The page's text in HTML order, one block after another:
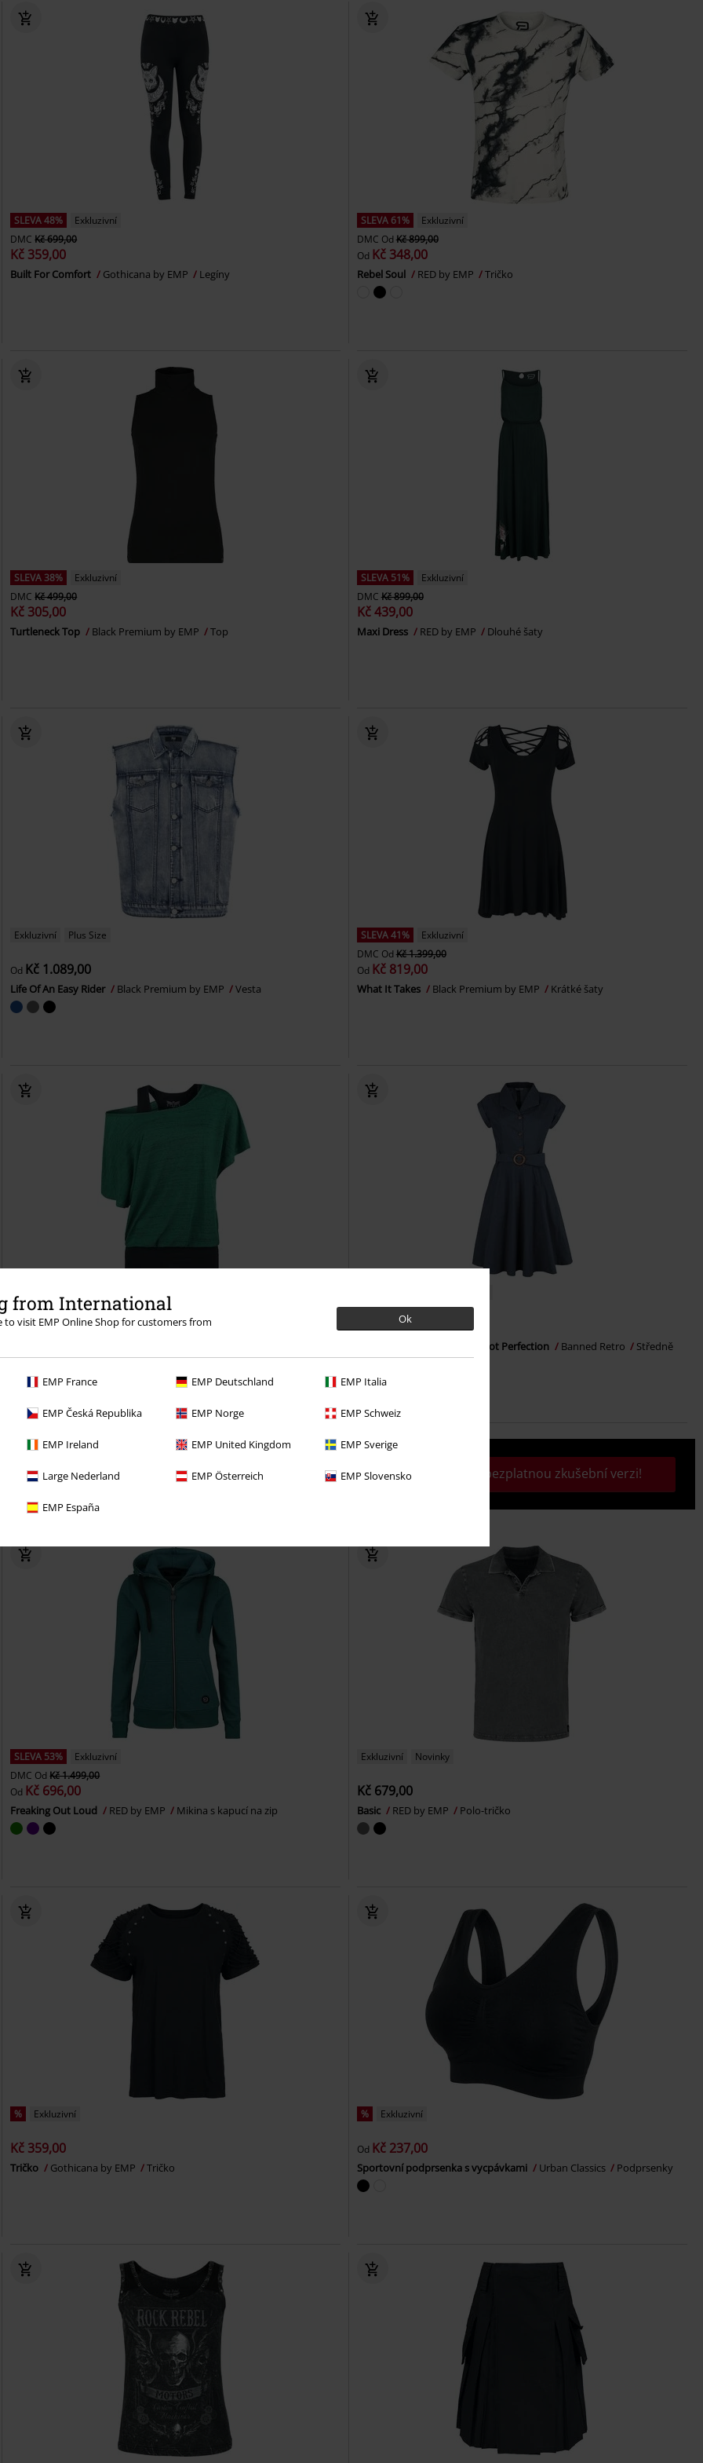
from International
to visit EMP Online Shop for customers from
Ok
EMP France EMP Deutschland EMP Italia
EMP Česká Republika EMP Norge EMP Schweiz
EMP Ireland EMP United Kingdom EMP Sverige
Large Nederland EMP Österreich EMP Slovensko
EMP España
SLEVA 48%
Exkluzivní
DMC Kč 699,00
Kč 359,00
Built For Comfort Gothicana by EMP Legíny
SLEVA 61%
Exkluzivní
DMC Od Kč 899,00
Od Kč 348,00
Rebel Soul RED by EMP Tričko
SLEVA 38%
Exkluzivní
DMC Kč 499,00
Kč 305,00
Turtleneck Top Black Premium by EMP Top
SLEVA 51%
Exkluzivní
DMC Kč 899,00
Kč 439,00
Maxi Dress RED by EMP Dlouhé šaty
Exkluzivní Plus Size
Od Kč 1.089,00
Life Of An Easy Rider Black Premium by EMP Vesta
SLEVA 41%
Exkluzivní
DMC Od Kč 1.399,00
Od Kč 819,00
What It Takes Black Premium by EMP Krátké šaty
DMCKč 1.399,00
Kč 549,00 OdKč 1.579,00
Šaty s rozšírenou suknou Spot Perfection Banned Retro
Středně
dlouhé šaty
zkušební verzi našeho BACKSTAGE CLUB Aktivujte si svou bezplatnou zkušební verzi!
SLEVA 53%
Exkluzivní
DMC OdKč 1.499,00
Od Kč 696,00
Freaking Out Loud RED by EMP Mikina s kapucí na zip
Exkluzivní Novinky
Kč 679,00
Basic RED by EMP Polo-tričko
% Exkluzivní
Kč 359,00
Tričko Gothicana by EMP Tričko
% Exkluzivní
Od Kč 237,00
Sportovní podprsenka s vycpávkami Urban Classics Podprsenky